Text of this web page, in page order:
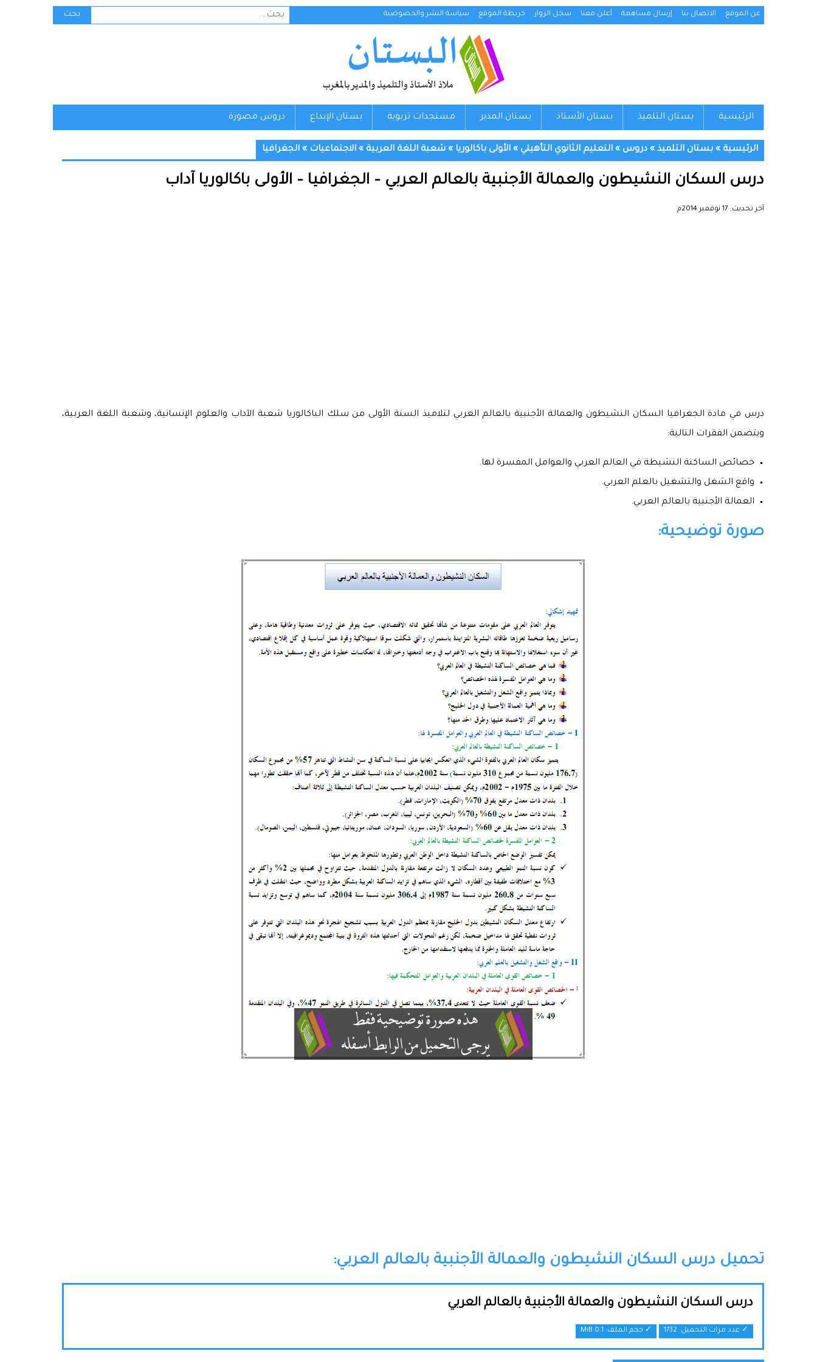
عن الموقع الاتصال بنا إرسال مساهمة أعلن معنا سجل الزوار خريطة الموقع سياسة النشر والخصوصية
البحث
عن:
بحث
الرئيسية بستان التلميذ بستان الأستاذ بستان المدير مستجدات تربوية بستان الإبداع دروس مصورة
الرئيسية » بستان التلميذ » دروس » التعليم الثانوي التأهيلي » الأولى باكالوريا » شعبة اللغة العربية » الاجتماعيات » الجغرافيا
درس السكان النشيطون والعمالة الأجنبية بالعالم العربي – الجغرافيا – الأولى باكالوريا آداب
آخر تحديث: 17 نوفمبر 2014م
درس في مادة الجغرافيا السكان النشيطون والعمالة الأجنبية بالعالم العربي لتلاميذ السنة الأولى من سلك الباكالوريا شعبة الآداب والعلوم الإنسانية، وشعبة اللغة العربية،
ويتضمن الفقرات التالية:
خصائص الساكنة النشيطة في العالم العربي والعوامل المفسرة لها.
واقع الشغل والتشغيل بالعلم العربي.
العمالة الأجنبية بالعالم العربي.
صورة توضيحية:
تحميل درس السكان النشيطون والعمالة الأجنبية بالعالم العربي:
درس السكان النشيطون والعمالة الأجنبية بالعالم العربي
✓ عدد مرات التحميل: 1732 ✓ حجم الملف: 0.1 MiB